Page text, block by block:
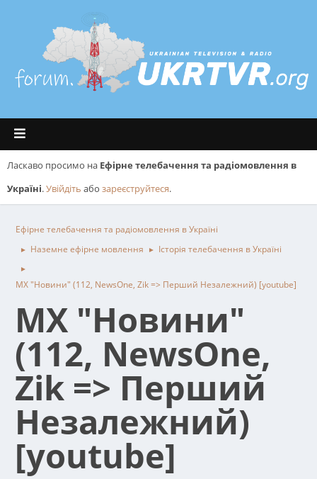
Ласкаво просимо на Ефірне телебачення та радіомовлення в
Україні.Увійдіть або зареєструйтеся.
Ефірне телебачення та радіомовлення в Україні
► Наземне ефірне мовлення ► Історія телебачення в Україні
►
МХ "Новини" (112, NewsOne, Zik => Перший Незалежний) [youtube]
МХ "Новини"
(112, NewsOne,
Zik => Перший
Незалежний)
[youtube]